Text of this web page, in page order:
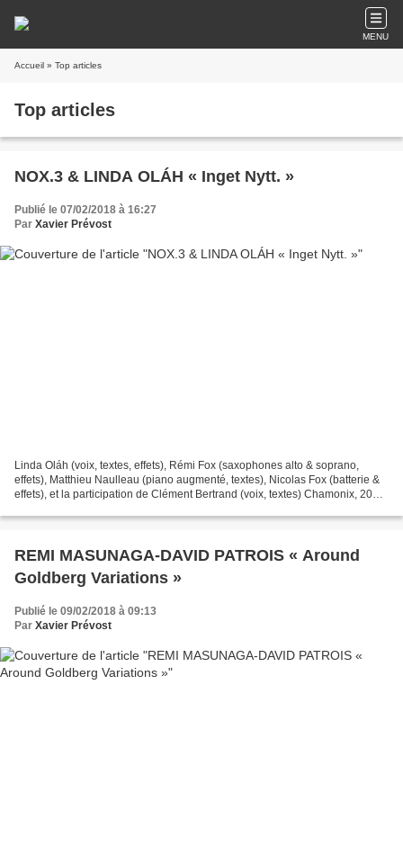
MENU
Accueil » Top articles
Top articles
NOX.3 & LINDA OLÁH « Inget Nytt. »
Publié le 07/02/2018 à 16:27
Par Xavier Prévost
Linda Oláh (voix, textes, effets), Rémi Fox (saxophones alto & soprano,
effets), Matthieu Naulleau (piano augmenté, textes), Nicolas Fox (batterie &
effets), et la participation de Clément Bertrand (voix, textes) Chamonix, 2017
REMI MASUNAGA-DAVID PATROIS « Around
Goldberg Variations »
Publié le 09/02/2018 à 09:13
Par Xavier Prévost